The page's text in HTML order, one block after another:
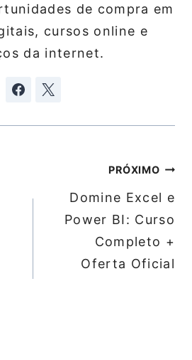
de compra em
cursos online e
da internet.
PRÓXIMO
Domine Excel e
Power BI: Curso
Completo +
Oferta Oficial